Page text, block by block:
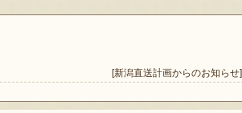
[新潟直送計画からのお知らせ]